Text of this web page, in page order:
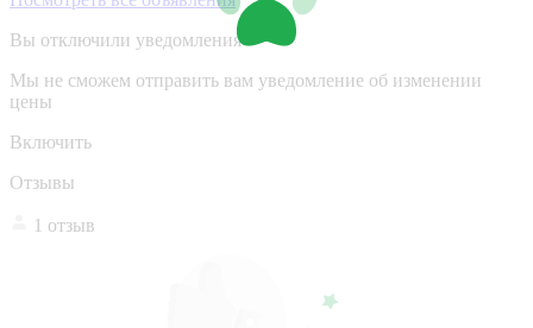
Вы отключили уведомления
Мы не сможем отправить вам уведомление об изменении
цены
Включить
Отзывы
1 отзыв